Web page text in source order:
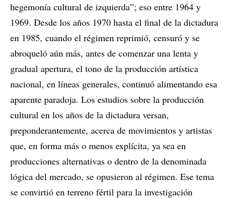
hegemonía cultural de izquierda”; eso entre 1964 y
1969. Desde los años 1970 hasta el final de la dictadura
en 1985, cuando el régimen reprimió, censuró y se
abroqueló aún más, antes de comenzar una lenta y
gradual apertura, el tono de la producción artística
nacional, en líneas generales, continuó alimentando esa
aparente paradoja. Los estudios sobre la producción
cultural en los años de la dictadura versan,
preponderantemente, acerca de movimientos y artistas
que, en forma más o menos explícita, ya sea en
producciones alternativas o dentro de la denominada
lógica del mercado, se opusieron al régimen. Ese tema
se convirtió en terreno fértil para la investigación